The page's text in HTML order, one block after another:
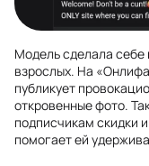
Модель сделала
взрослых. На
публикует
откровенные фото.
подписчикам скидки
помогает ей